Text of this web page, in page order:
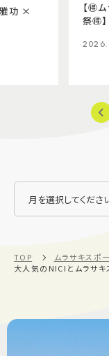
功 ×
【🉐
祭🉐】
TOP
ムラサキスポ
大人気のNICIとムラサ